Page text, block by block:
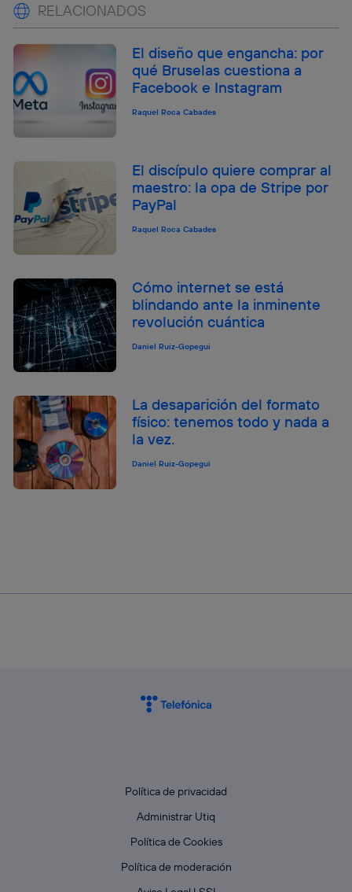
RELACIONADOS
El diseño que engancha: por
qué Bruselas cuestiona a
Facebook e Instagram
Raquel Roca Cabades
El discípulo quiere comprar al
maestro: la opa de Stripe por
PayPal
Raquel Roca Cabades
Cómo internet se está
blindando ante la inminente
revolución cuántica
Daniel Ruiz-Gopegui
La desaparición del formato
físico: tenemos todo y nada a
la vez.
Daniel Ruiz-Gopegui
Política de privacidad
Administrar Utiq
Política de Cookies
Política de moderación